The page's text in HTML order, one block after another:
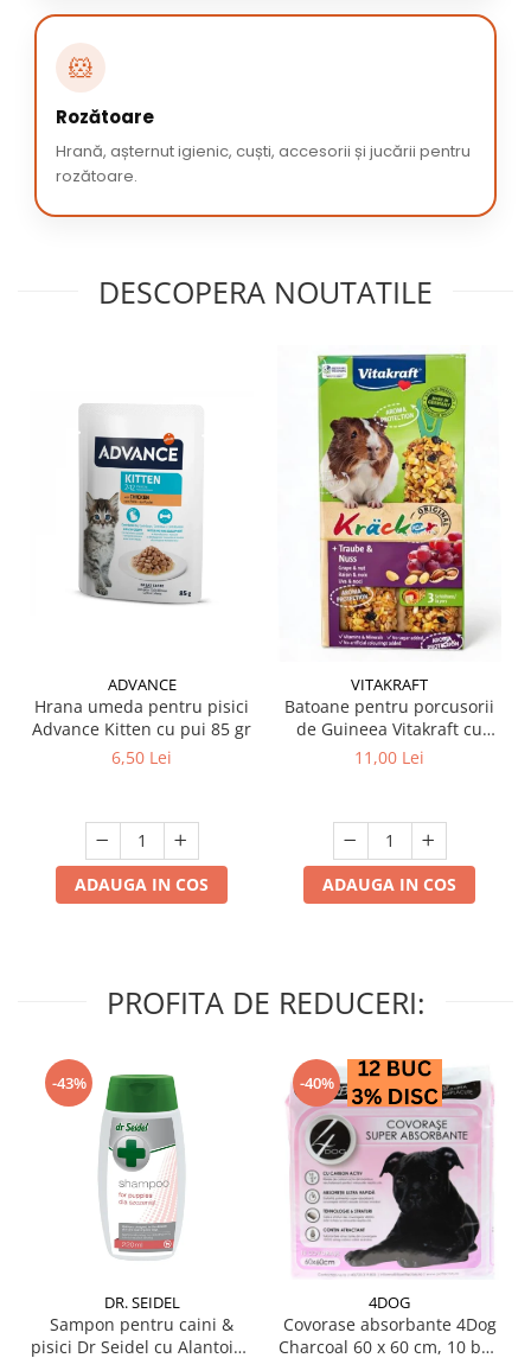
🐹
Rozătoare
Hrană, așternut igienic, cuști, accesorii și jucării pentru
rozătoare.
DESCOPERA NOUTATILE
ADVANCE
Hrana umeda pentru pisici
Advance Kitten cu pui 85 gr
6,50 Lei
ADAUGA IN COS
VITAKRAFT
Batoane pentru porcusorii
de Guineea Vitakraft cu
struguri & nuci 2 buc
11,00 Lei
ADAUGA IN COS
PROFITA DE REDUCERI:
-43%
DR. SEIDEL
Sampon pentru caini &
pisici Dr Seidel cu Alantoina
-40%
4DOG
Covorase absorbante 4Dog
Charcoal 60 x 60 cm, 10 buc